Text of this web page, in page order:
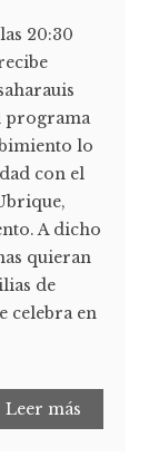
20:30
programa
lo
con el
A dicho
quieran
de
celebra en
Leer más